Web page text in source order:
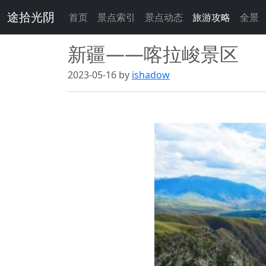
途拾光阴 首页 景点索引 景点动态 旅游攻略 全景
新疆——喀拉峻景区
2023-05-16 by ishadow